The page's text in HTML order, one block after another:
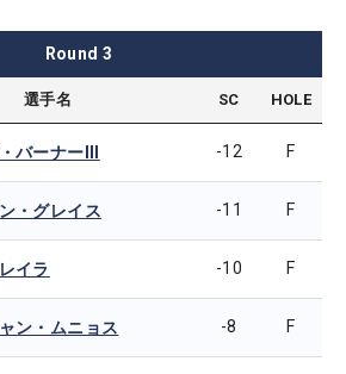
Round 3
選手名 SC HOLE
バーナーIII -12 F
・グレイス -11 F
イラ -10 F
ン・ムニョス -8 F